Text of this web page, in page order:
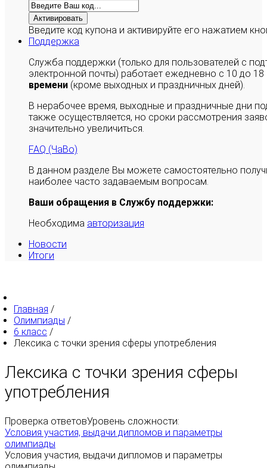
Активировать
Введите код купона и активируйте его нажатием
Поддержка
Служба поддержки (только для пользователей с
электронной почты) работает ежедневно с 10 до
времени (кроме выходных и праздничных дней).
В нерабочее время, выходные и праздничные дни
также осуществляется, но сроки рассмотрения
значительно увеличиться.
FAQ (ЧаВо)
В данном разделе Вы можете самостоятельно
наиболее часто задаваемым вопросам.
Ваши обращения в Службу поддержки:
Необходима авторизация
Новости
Итоги
Главная /
Олимпиады /
6 класс /
Лексика с точки зрения сферы употребления
Лексика с точки зрения сферы
употребления
Проверка ответовУровень сложности:
Условия участия, выдачи дипломов и параметры
олимпиады
Условия участия, выдачи дипломов и параметры